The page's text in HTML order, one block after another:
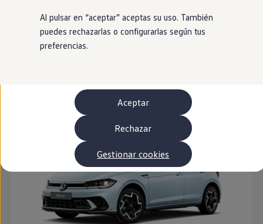
Beneficios Volkswagen
Asistencia en carretera
Servicios de movilidad
Garantía del fabricante
Buscar servicios para tu modelo
Volkswagen Apps, inicio de sesión y tienda
Conectar el móvil con el vehículo
Actualizaciones del software, los mapas y las
Mantenimiento y reparaciones
Revisiones e ITV
Aceite y líquidos del motor
Baterías
Frenos
Motor y chasis
Aire acondicionado y filtros
Faros y lunas
Carrocería y pintura
Al pulsar en “aceptar” aceptas su uso. También
puedes rechazarlas o configurarlas según tus
preferencias.
Aceptar
Rechazar
Gestionar cookies